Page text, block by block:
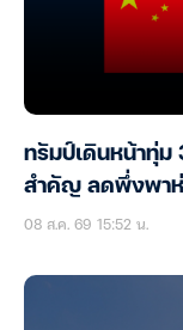
ทรัมป์เดินหน้าทุ่ม
สำคัญ ลดพึ่งพาห่
08 ส.ค. 69 15:52 น.